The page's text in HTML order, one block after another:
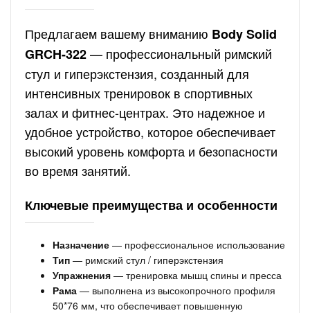
Предлагаем вашему вниманию Body Solid
GRCH-322— профессиональный римский
стул и гиперэкстензия, созданный для
интенсивных тренировок в спортивных
залах и фитнес-центрах. Это надежное и
удобное устройство, которое обеспечивает
высокий уровень комфорта и безопасности
во время занятий.
Ключевые преимущества и особенности
Назначение — профессиональное использование
Тип — римский стул / гиперэкстензия
Упражнения — тренировка мышц спины и пресса
Рама — выполнена из высокопрочного профиля
50*76 мм, что обеспечивает повышенную